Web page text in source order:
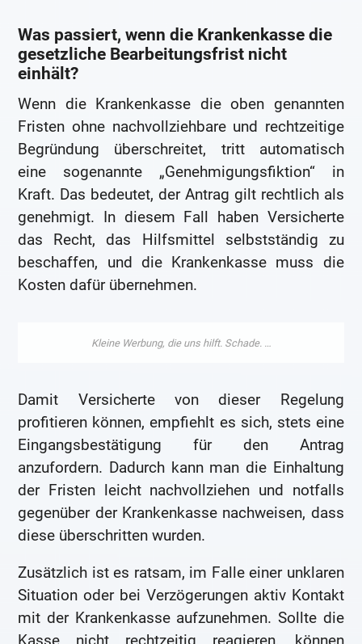
Was passiert, wenn die Krankenkasse die
gesetzliche Bearbeitungsfrist nicht
einhält?
Wenn die Krankenkasse die oben genannten
Fristen ohne nachvollziehbare und rechtzeitige
Begründung überschreitet, tritt automatisch
eine sogenannte „Genehmigungsfiktion“ in
Kraft. Das bedeutet, der Antrag gilt rechtlich als
genehmigt. In diesem Fall haben Versicherte
das Recht, das Hilfsmittel selbstständig zu
beschaffen, und die Krankenkasse muss die
Kosten dafür übernehmen.
Damit Versicherte von dieser Regelung
profitieren können, empfiehlt es sich, stets eine
Eingangsbestätigung für den Antrag
anzufordern. Dadurch kann man die Einhaltung
der Fristen leicht nachvollziehen und notfalls
gegenüber der Krankenkasse nachweisen, dass
diese überschritten wurden.
Zusätzlich ist es ratsam, im Falle einer unklaren
Situation oder bei Verzögerungen aktiv Kontakt
mit der Krankenkasse aufzunehmen. Sollte die
Kasse nicht rechtzeitig reagieren, können